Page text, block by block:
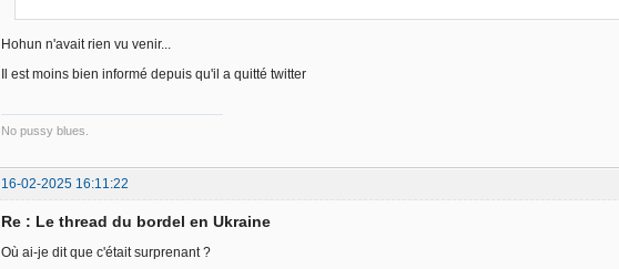
Hohun n'avait rien vu venir...
Il est moins bien informé depuis qu'il a quitté twitter
No pussy blues.
16-02-2025 16:11:22
Re : Le thread du bordel en Ukraine
Où ai-je dit que c'était surprenant ?